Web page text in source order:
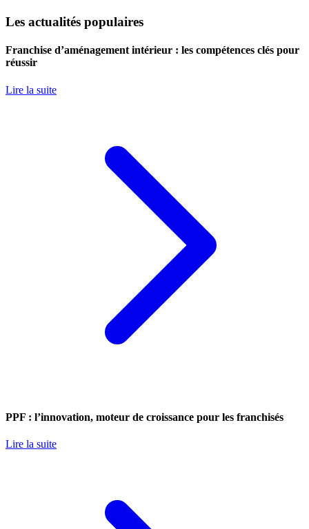
Les actualités populaires
Franchise d’aménagement intérieur : les compétences clés pour
réussir
Lire la suite
PPF : l’innovation, moteur de croissance pour les franchisés
Lire la suite